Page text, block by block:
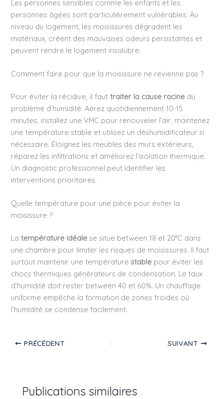
Les personnes sensibles comme les enfants et les
personnes âgées sont particulièrement vulnérables. Au
niveau du logement, les moisissures dégradent les
matériaux, créent des mauvaises odeurs persistantes et
peuvent rendre le logement insalubre.
Comment faire pour que la moisissure ne revienne pas ?
Pour éviter la récidive, il fauttraiter la cause racine du
problème d’humidité. Aérez quotidiennement 10-15
minutes, installez une VMC pour renouveler l’air, maintenez
une température stable et utilisez un déshumidificateur si
nécessaire. Éloignez les meubles des murs extérieurs,
réparez les infiltrations et améliorez l’isolation thermique.
Un diagnostic professionnel peut identifier les
interventions prioritaires.
Quelle température pour une pièce pour éviter la
moisissure ?
Latempérature idéale se situe between 18 et 20°C dans
une chambre pour limiter les risques de moisissures. Il faut
surtout maintenir une températurestable pour éviter les
chocs thermiques générateurs de condensation. Le taux
d’humidité doit rester between 40 et 60%. Un chauffage
uniforme empêche la formation de zones froides où
l’humidité se condense facilement.
PRÉCÉDENT SUIVANT
Publications similaires